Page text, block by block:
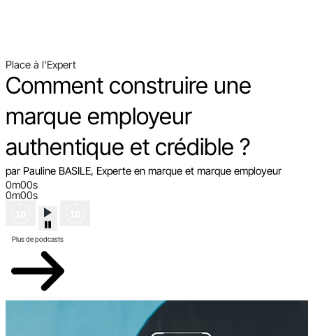
Place à l'Expert
Comment construire une
marque employeur
authentique et crédible ?
par Pauline BASILE, Experte en marque et marque employeur
0m00s
0m00s
Plus de podcasts